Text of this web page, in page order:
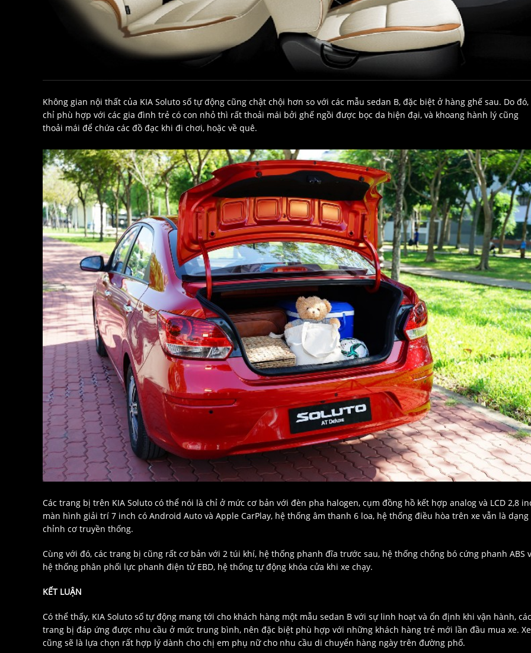
Không gian nội thất của KIA Soluto số tự động cũng chật chội hơn so với các mẫu sedan B, đặc biệt ở hàng ghế sau. Do đó,
chỉ phù hợp với các gia đình trẻ có con nhỏ thì rất thoải mái bởi ghế ngồi được bọc da hiện đại, và khoang hành lý cũng
thoải mái để chứa các đồ đạc khi đi chơi, hoặc về quê.
Các trang bị trên KIA Soluto có thể nói là chỉ ở mức cơ bản với đèn pha halogen, cụm đồng hồ kết hợp analog và LCD 2,8
màn hình giải trí 7 inch có Android Auto và Apple CarPlay, hệ thống âm thanh 6 loa, hệ thống điều hòa trên xe vẫn là dạng
chỉnh cơ truyền thống.
Cùng với đó, các trang bị cũng rất cơ bản với 2 túi khí, hệ thống phanh đĩa trước sau, hệ thống chống bó cứng phanh ABS
hệ thống phân phối lực phanh điện tử EBD, hệ thống tự động khóa cửa khi xe chạy.
KẾT LUẬN
Có thể thấy, KIA Soluto số tự động mang tới cho khách hàng một mẫu sedan B với sự linh hoạt và ổn định khi vận hành, các
trang bị đáp ứng được nhu cầu ở mức trung bình, nên đặc biệt phù hợp với những khách hàng trẻ mới lần đầu mua xe. Xe
cũng sẽ là lựa chọn rất hợp lý dành cho chị em phụ nữ cho nhu cầu di chuyển hàng ngày trên đường phố.